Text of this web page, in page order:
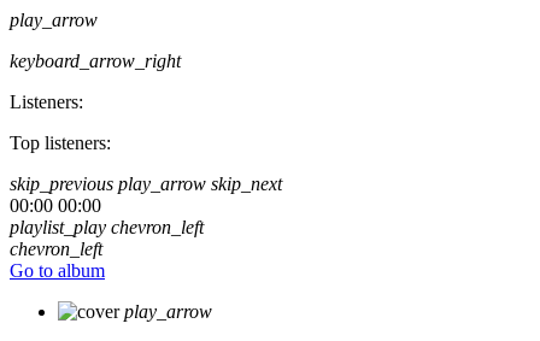
play_arrow
keyboard_arrow_right
Listeners:
Top listeners:
skip_previous play_arrow skip_next
00:00 00:00
playlist_play chevron_left
chevron_left
Go to album
play_arrow